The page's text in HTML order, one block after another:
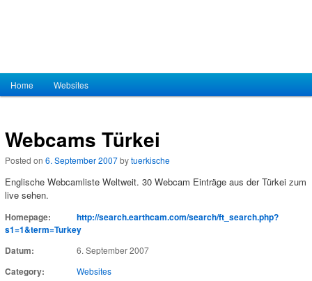
Hauptmenü
Zum Inhalt wechseln
Zum sekundären Inhalt wechseln
Home Websites
Webcams Türkei
Posted on 6. September 2007 bytuerkische
Englische Webcamliste Weltweit. 30 Webcam Einträge aus der Türkei zum
live sehen.
Homepage:
http://search.earthcam.com/search/ft_search.php?
s1=1&term=Turkey
Datum:
6. September 2007
Category: Websites